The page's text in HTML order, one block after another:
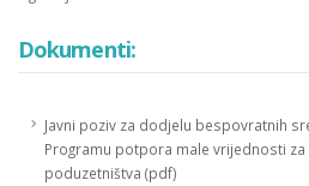
Dokumenti:
Javni poziv za dodjelu bespovratnih
Programu potpora male vrijednosti
poduzetništva (pdf)